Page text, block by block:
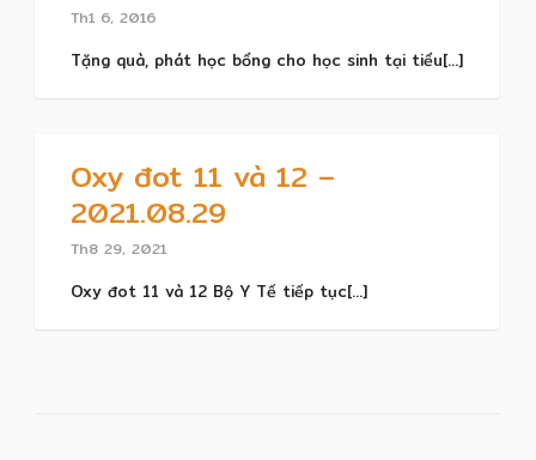
Th1 6, 2016
Tặng quà, phát học bổng cho học sinh tại tiểu[...]
Oxy đot 11 và 12 –
2021.08.29
Th8 29, 2021
Oxy đot 11 và 12 Bộ Y Tế tiếp tục[...]